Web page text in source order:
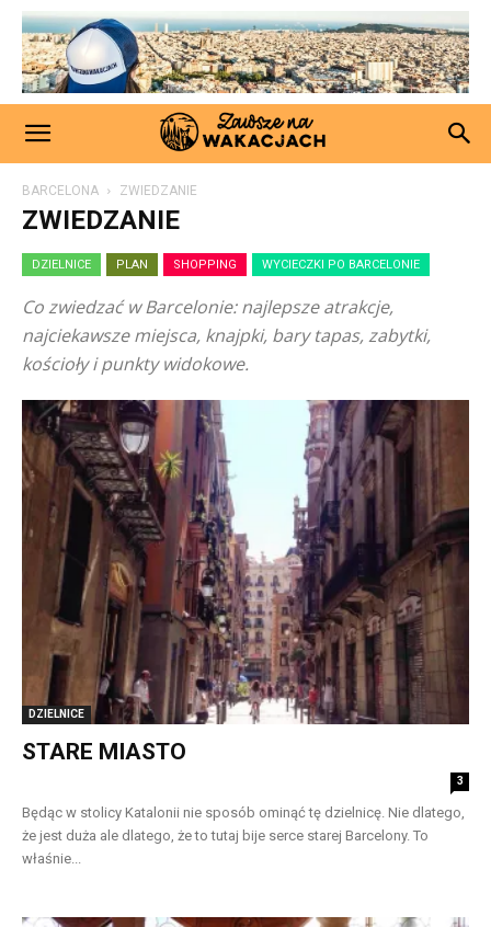
BARCELONA ZWIEDZANIE
ZWIEDZANIE
DZIELNICE PLAN SHOPPING WYCIECZKI PO BARCELONIE
Co zwiedzać w Barcelonie: najlepsze atrakcje,
najciekawsze miejsca, knajpki, bary tapas, zabytki,
kościoły i punkty widokowe.
DZIELNICE
STARE MIASTO
3
Będąc w stolicy Katalonii nie sposób ominąć tę dzielnicę. Nie dlatego,
że jest duża ale dlatego, że to tutaj bije serce starej Barcelony. To
właśnie...